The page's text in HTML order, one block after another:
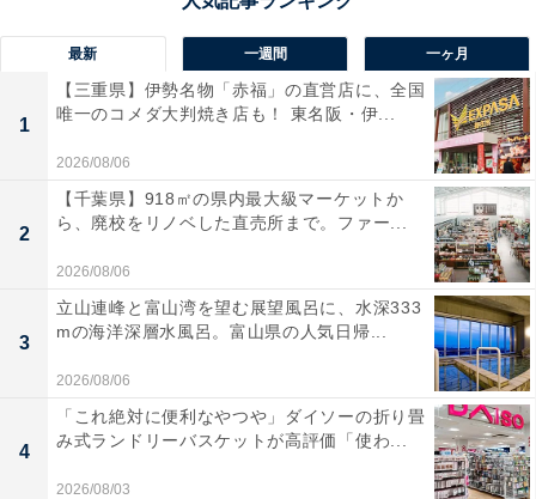
最新 一週間 一ヶ月
1
【三重県】伊勢名物「赤福」の直営店に、全国
唯一のコメダ大判焼き店も！ 東名阪・伊...
2026/08/06
2
【千葉県】918㎡の県内最大級マーケットか
ら、廃校をリノベした直売所まで。ファー...
2026/08/06
3
立山連峰と富山湾を望む展望風呂に、水深333
mの海洋深層水風呂。富山県の人気日帰...
2026/08/06
4
「これ絶対に便利なやつや」ダイソーの折り畳
み式ランドリーバスケットが高評価「使わ...
2026/08/03